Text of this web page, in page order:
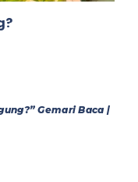
Gemari Baca |